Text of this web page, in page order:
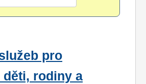
pro
děti, rodiny a